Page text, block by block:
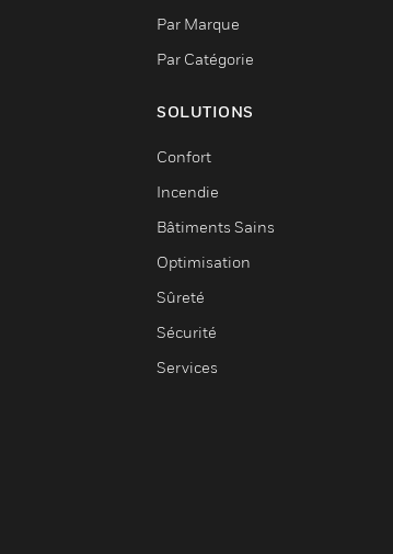
Par Marque
Par Catégorie
SOLUTIONS
Confort
Incendie
Bâtiments Sains
Optimisation
Sûreté
Sécurité
Services